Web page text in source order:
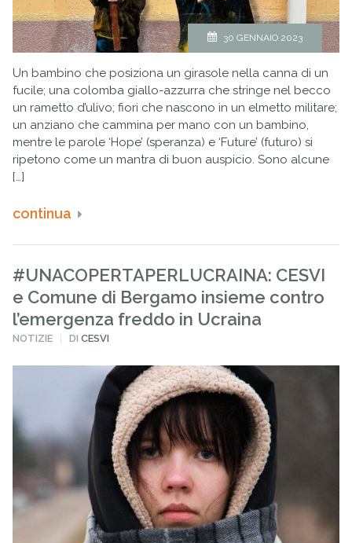
30 GENNAIO 2023
Un bambino che posiziona un girasole nella canna di un
fucile; una colomba giallo-azzurra che stringe nel becco
un rametto d’ulivo; fiori che nascono in un elmetto militare;
un anziano che cammina per mano con un bambino,
mentre le parole ‘Hope’ (speranza) e ‘Future’ (futuro) si
ripetono come un mantra di buon auspicio. Sono alcune
[…]
continua
#UNACOPERTAPERLUCRAINA: CESVI
e Comune di Bergamo insieme contro
l’emergenza freddo in Ucraina
PUBBLICATO
NOTIZIE DICESVI